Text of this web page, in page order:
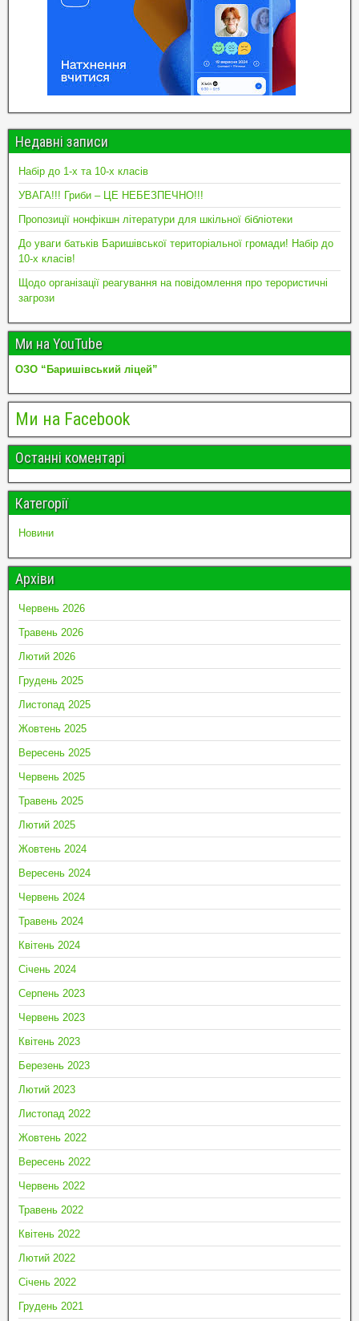
Недавні записи
Набір до 1-х та 10-х класів
УВАГА!!! Гриби – ЦЕ НЕБЕЗПЕЧНО!!!
Пропозиції нонфікшн літератури для шкільної бібліотеки
До уваги батьків Баришівської територіальної громади! Набір до
10-х класів!
Щодо організації реагування на повідомлення про терористичні
загрози
Ми на YouTube
ОЗО “Баришівський ліцей”
Ми на Facebook
Останні коментарі
Категорії
Новини
Архіви
Червень 2026
Травень 2026
Лютий 2026
Грудень 2025
Листопад 2025
Жовтень 2025
Вересень 2025
Червень 2025
Травень 2025
Лютий 2025
Жовтень 2024
Вересень 2024
Червень 2024
Травень 2024
Квітень 2024
Січень 2024
Серпень 2023
Червень 2023
Квітень 2023
Березень 2023
Лютий 2023
Листопад 2022
Жовтень 2022
Вересень 2022
Червень 2022
Травень 2022
Квітень 2022
Лютий 2022
Січень 2022
Грудень 2021